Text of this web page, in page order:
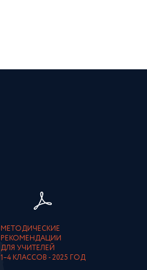
МЕТОДИЧЕСКИЕ
РЕКОМЕНДАЦИИ
ДЛЯ УЧИТЕЛЕЙ
1–4 КЛАССОВ - 2025 ГОД